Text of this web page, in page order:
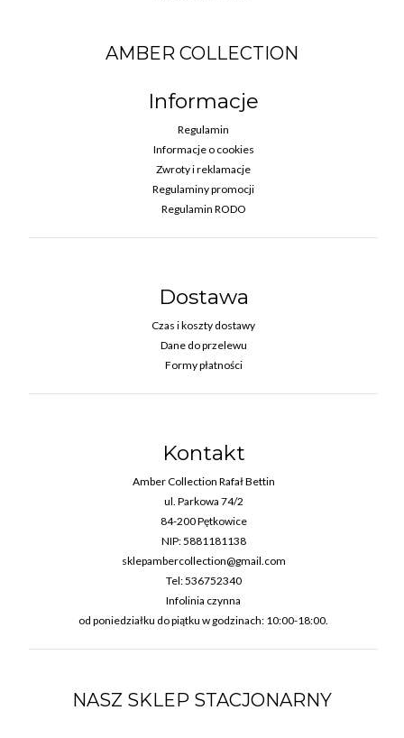
AMBER COLLECTION
Informacje
Regulamin
Informacje o cookies
Zwroty i reklamacje
Regulaminy promocji
Regulamin RODO
Dostawa
Czas i koszty dostawy
Dane do przelewu
Formy płatności
Kontakt
Amber Collection Rafał Bettin
ul. Parkowa 74/2
84-200 Pętkowice
NIP: 5881181138
sklepambercollection@gmail.com
Tel: 536752340
Infolinia czynna
od poniedziałku do piątku w godzinach: 10:00-18:00.
NASZ SKLEP STACJONARNY